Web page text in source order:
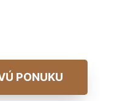
PONUKU